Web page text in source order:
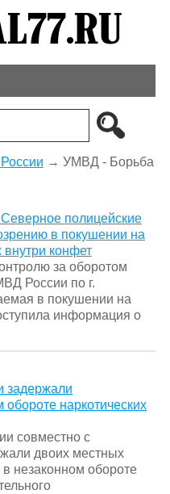
→ УМВД - Борьба
полицейские
в покушении на
внутри конфет
за оборотом
России по г.
в покушении на
информация о
задержали
наркотических
совместно с
двоих местных
незаконном обороте